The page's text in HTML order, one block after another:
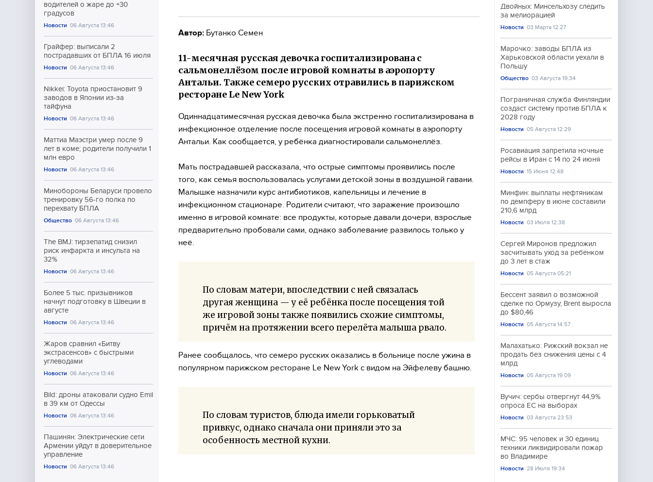
водителей о жаре до +30
градусов
Новости 06 Августа 13:46
Грайфер: выписали 2
пострадавших от БПЛА 16 июля
Новости 06 Августа 13:46
Nikkei: Toyota приостановит 9
заводов в Японии из-за
тайфуна
Новости 06 Августа 13:46
Маттиа Маэстри умер после 9
лет в коме; родители получили 1
млн евро
Новости 06 Августа 13:46
Минобороны Беларуси провело
тренировку 56-го полка по
перехвату БПЛА
Общество 06 Августа 13:46
The BMJ: тирзепатид снизил
риск инфаркта и инсульта на
32%
Новости 06 Августа 13:46
Более 5 тыс. призывников
начнут подготовку в Швеции в
августе
Новости 06 Августа 13:46
Жаров сравнил «Битву
экстрасенсов» с быстрыми
углеводами
Новости 06 Августа 13:46
Bild: дроны атаковали судно Emil
в 39 км от Одессы
Новости 06 Августа 13:46
Пашинян: Электрические сети
Армении уйдут в доверительное
управление
Новости 06 Августа 13:46
Автор: Бутанко Семен
11-месячная русская девочка госпитализирована с
сальмонеллёзом после игровой комнаты в аэропорту
Антальи. Также семеро русских отравились в парижском
ресторане Le New York
Одиннадцатимесячная русская девочка была экстренно госпитализирована в
инфекционное отделение после посещения игровой комнаты в аэропорту
Антальи. Как сообщается, у ребёнка диагностировали сальмонеллёз.
Мать пострадавшей рассказала, что острые симптомы проявились после
того, как семья воспользовалась услугами детской зоны в воздушной гавани.
Малышке назначили курс антибиотиков, капельницы и лечение в
инфекционном стационаре. Родители считают, что заражение произошло
именно в игровой комнате: все продукты, которые давали дочери, взрослые
предварительно пробовали сами, однако заболевание развилось только у
неё.
По словам матери, впоследствии с ней связалась
другая женщина — у её ребёнка после посещения той
же игровой зоны также появились схожие симптомы,
причём на протяжении всего перелёта малыша рвало.
Ранее сообщалось, что семеро русских оказались в больнице после ужина в
популярном парижском ресторане Le New York с видом на Эйфелеву башню.
По словам туристов, блюда имели горьковатый
привкус, однако сначала они приняли это за
особенность местной кухни.
Двойных: Минсельхозу следить
за мелиорацией
Новости 03 Марта 12:27
Марочко: заводы БПЛА из
Харьковской области уехали в
Польшу
Общество 03 Августа 19:34
Пограничная служба Финляндии
создаст систему против БПЛА к
2028 году
Новости 05 Августа 12:29
Росавиация запретила ночные
рейсы в Иран с 14 по 24 июня
Новости 15 Июня 12:48
Минфин: выплаты нефтяникам
по демпферу в июне составили
210,6 млрд
Новости 03 Июля 12:38
Сергей Миронов предложил
засчитывать уход за ребенком
до 3 лет в стаж
Новости 05 Августа 05:21
Бессент заявил о возможной
сделке по Ормузу, Brent выросла
до $80,46
Новости 05 Августа 14:57
Малахатько: Рижский вокзал не
продать без снижения цены с 4
млрд
Новости 05 Августа 19:09
Вучич: сербы отвергнут 44,9%
опроса ЕС на выборах
Новости 03 Августа 23:53
МЧС: 95 человек и 30 единиц
техники ликвидировали пожар
во Владимире
Новости 28 Июля 19:34